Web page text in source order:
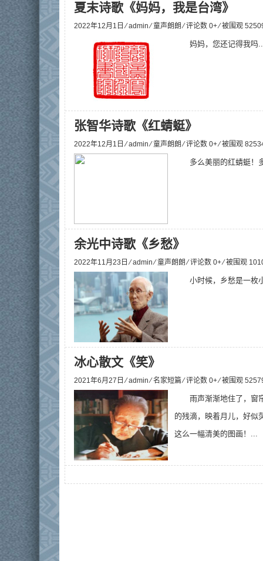
夏末诗歌《妈妈，我是台湾》
2022年12月1日 ⁄admin⁄童声朗朗⁄ 评论数 0+ ⁄ 被围观
妈妈，您还记得我吗
张智华诗歌《红蜻蜓》
2022年12月1日 ⁄admin⁄童声朗朗⁄ 评论数 0+ ⁄ 被围观
多么美丽的红蜻蜓！
余光中诗歌《乡愁》
2022年11月23日 ⁄admin⁄童声朗朗⁄ 评论数 0+ ⁄ 被围观
小时候，乡愁是一枚
冰心散文《笑》
2021年6月27日 ⁄admin⁄名家短篇⁄ 评论数 0+ ⁄ 被围观
雨声渐渐地住了，窗
的残滴，映着月儿，好
这么一幅清美的图画！...